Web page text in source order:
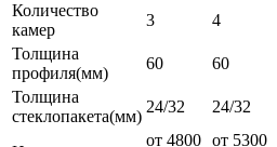
Количество
камер
3 4
Толщина
профиля(мм)
60 60
Толщина
стеклопакета(мм)
24/32 24/32
от 4800 от 5300